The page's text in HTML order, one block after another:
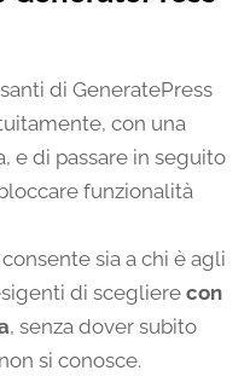
di GeneratePress
con una
e di passare in seguito
funzionalità
sia a chi è agli
di scegliere con
, senza dover subito
si conosce.